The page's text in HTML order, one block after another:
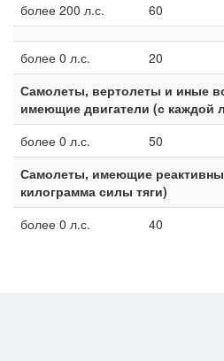
более 200 л.с. 60
более 0 л.с.
20
Самолеты, вертолеты и иные
имеющие двигатели (с каждой
более 0 л.с.
50
Самолеты, имеющие
килограмма силы тяги)
более 0 л.с.
40